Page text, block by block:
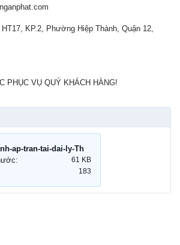
KP.2, Phường Hiệp Thành, Quận 12,
PHỤC VỤ QUÝ KHÁCH HÀNG!
61 KB
183